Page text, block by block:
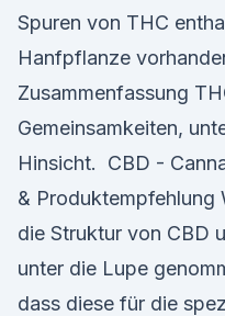
Spuren von THC
Hanfpflanze
Zusammenfassung
Gemeinsamkeiten,
Hinsicht. ️ CBD -
& Produktempfehlung
die Struktur von CBD
unter die Lupe
dass diese für die